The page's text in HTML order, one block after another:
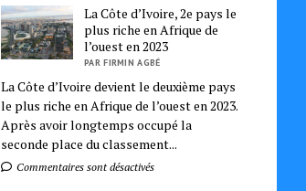
La Côte d’Ivoire, 2e pays le
plus riche en Afrique de
l’ouest en 2023
PAR FIRMIN AGBÉ
La Côte d’Ivoire devient le deuxième pays
le plus riche en Afrique de l’ouest en 2023.
Après avoir longtemps occupé la
seconde place du classement...
Commentaires sont désactivés